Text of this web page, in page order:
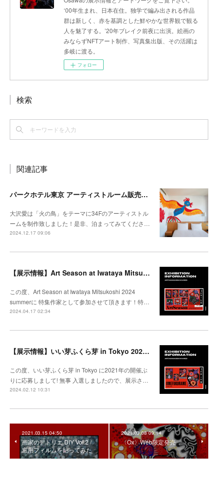
‘00年生まれ、日本在住。独学で編み出される作品
群は新しく、赤を基調とした鮮やかな世界観で観る
人を魅了する。’20年ブレイク前夜に出演。絵画の
みならずNFTアート制作、写真集出版、その活躍は
多岐に渡る。
フォロー
検索
関連記事
パークホテル東京 アーティストルーム販売開始
大沢愛は「火の鳥」をテーマに34Fのアーティストル
ームを制作致しました！是非、泊まってみてくださ…
2024.12.17 09:06
【展示情報】Art Season at Iwataya Mitsukoshi 2024 summer 特集 大沢愛
この度、Art Season at Iwataya Mitsukoshi 2024
summerに 特集作家として参加させて頂きます！特…
2024.04.17 02:34
【展示情報】いい芽ふくら芽 in Tokyo 2024 @松坂屋上野
この度、いい芽ふくら芽 in Tokyo に2021年の開催ぶ
りに応募しまして! 無事 入選しましたので、展示さ…
2024.02.12 10:31
2021.03.15 04:50
画家のアトリエ DIY Vol.2 /
窓用フィルムを貼ってみた
2021.03.08 09:14
〈Ox〉Web限定発売